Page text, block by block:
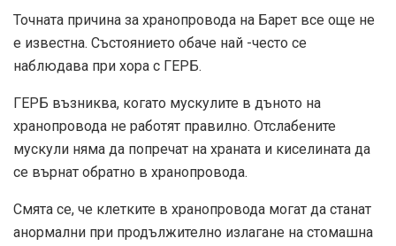
Точната причина за хранопровода на Барет все още не
е известна. Състоянието обаче най -често се
наблюдава при хора с ГЕРБ.
ГЕРБ възниква, когато мускулите в дъното на
хранопровода не работят правилно. Отслабените
мускули няма да попречат на храната и киселината да
се върнат обратно в хранопровода.
Смята се, че клетките в хранопровода могат да станат
анормални при продължително излагане на стомашна